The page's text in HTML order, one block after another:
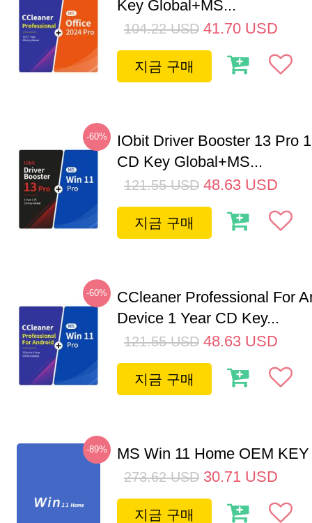
Key Global+MS...
104.22 USD 41.70 USD
지금 구매
-60%
IObit Driver Booster 13 Pro
CD Key Global+MS...
121.55 USD 48.63 USD
지금 구매
-60%
CCleaner Professional For
Device 1 Year CD Key...
121.55 USD 48.63 USD
지금 구매
-89% MS Win 11 Home OEM
273.62 USD 30.71 USD
지금 구매